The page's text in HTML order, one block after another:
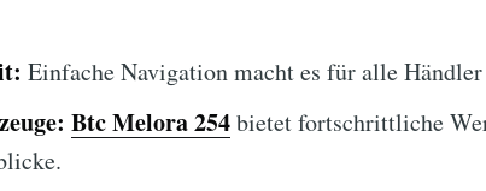
Einfache Navigation macht es für alle
Btc Melora 254bietet fortschrittliche